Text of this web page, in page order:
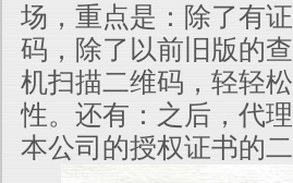
场，重点是：除了有
码，除了以前旧版的
机扫描二维码，轻轻
性。还有：之后，代
本公司的授权证书的二